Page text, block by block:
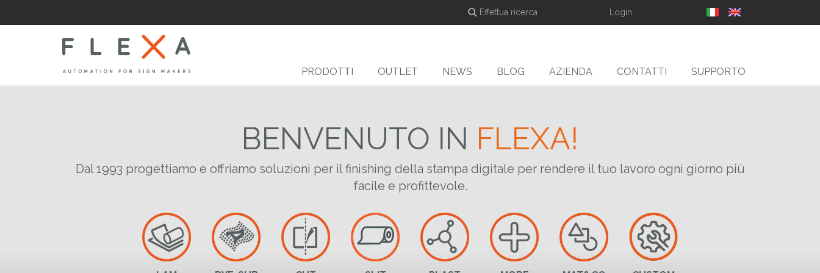
Login
PRODOTTI OUTLET NEWS BLOG AZIENDA CONTATTI SUPPORTO
LAM
DYE-SUB
Calandre a caldo per
sublimazione
CUT
Taglierine
SLIT
BENVENUTO IN FLEXA!
Dal 1993 progettiamo e offriamo soluzioni per il finishing della stampa digitale per rendere il tuo lavoro ogni giorno più
facile e profittevole.